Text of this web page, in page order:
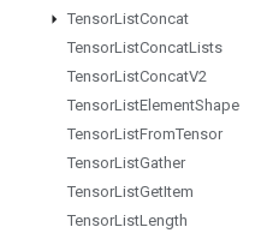
TensorListConcat
TensorListConcatLists
TensorListConcatV2
TensorListElementShape
TensorListFromTensor
TensorListGather
TensorListGetItem
TensorListLength